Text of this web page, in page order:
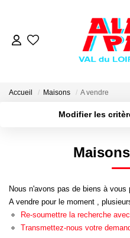
NOS
Qui
Accueil Maisons A vendre
Modifier les
Budget max
Nous n'avons pas de biens à
A vendre pour le moment ,
Re-soumettre la recherche
Transmettez-nous votre